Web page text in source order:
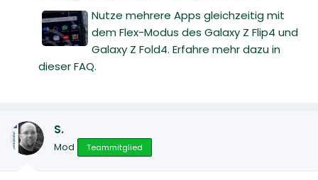
Nutze mehrere Apps gleichzeitig mit
dem Flex-Modus des Galaxy Z Flip4 und
Galaxy Z Fold4. Erfahre mehr dazu in
dieser FAQ.
S.
Mod Teammitglied